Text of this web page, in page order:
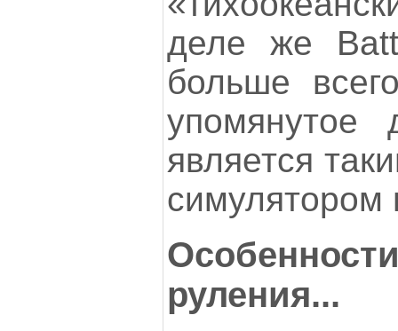
деле же
больше
является
симулятором
руления...